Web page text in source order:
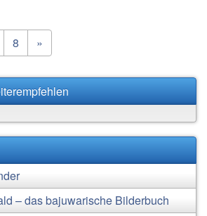
8 »
– das bajuwarische Bilderbuch